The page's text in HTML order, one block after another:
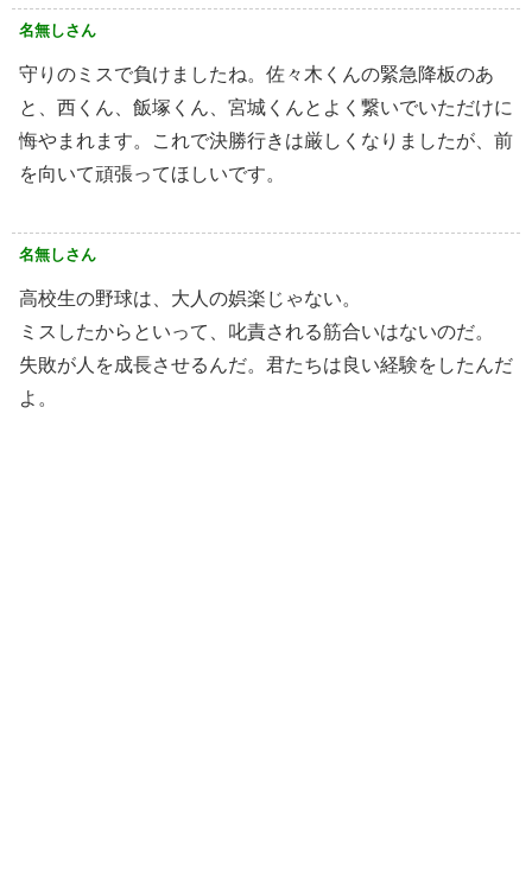
名無しさん
守りのミスで負けましたね。佐々木くんの緊急降板のあ
と、西くん、飯塚くん、宮城くんとよく繋いでいただけに
悔やまれます。これで決勝行きは厳しくなりましたが、前
を向いて頑張ってほしいです。
名無しさん
高校生の野球は、大人の娯楽じゃない。
ミスしたからといって、叱責される筋合いはないのだ。
失敗が人を成長させるんだ。君たちは良い経験をしたんだ
よ。